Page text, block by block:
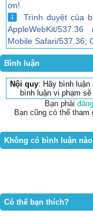
ơn!
Trình duyệt của
AppleWebKit/
Mobile Safari/537.36;
Bình luận
Nội quy: Hãy bình luận
bình luận vi phạm
Bạn phải
Bạn cũng có thể tham
Không có bình luận
Có thể bạn thích?